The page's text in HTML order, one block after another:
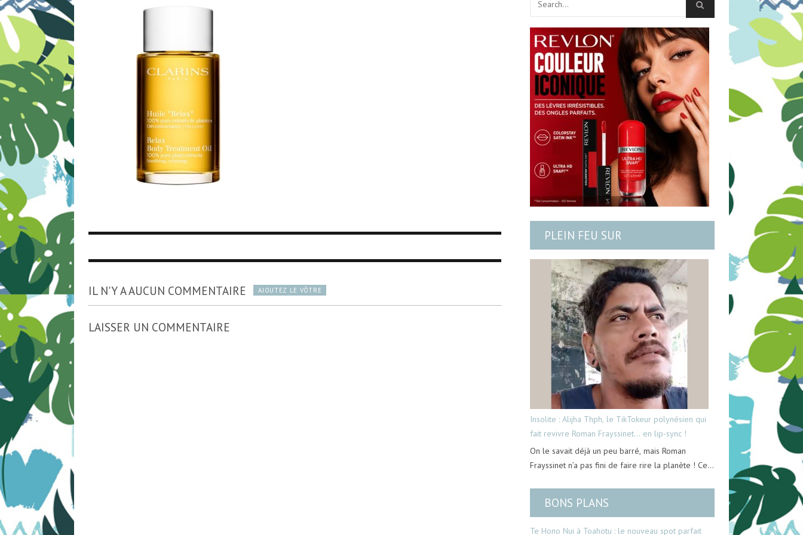
IL N'Y A AUCUN COMMENTAIRE AJOUTEZ LE VÔTRE
LAISSER UN COMMENTAIRE
PLEIN FEU SUR
Insolite : Alijha Thph, le TikTokeur polynésien qui
fait revivre Roman Frayssinet… en lip-sync !
On le savait déjà un peu barré, mais Roman
Frayssinet n’a pas fini de faire rire la planète ! Ce…
BONS PLANS
Te Hono Nui à Toahotu : le nouveau spot parfait